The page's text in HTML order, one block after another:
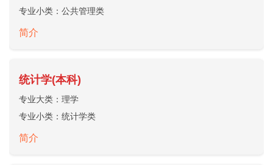
专业小类： 公共管理类
简介
统计学(本科)
专业大类： 理学
专业小类： 统计学类
简介